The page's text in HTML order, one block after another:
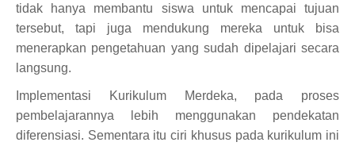
tidak hanya membantu siswa untuk mencapai tujuan
tersebut, tapi juga mendukung mereka untuk bisa
menerapkan pengetahuan yang sudah dipelajari secara
langsung.
Implementasi Kurikulum Merdeka, pada proses
pembelajarannya lebih menggunakan pendekatan
diferensiasi. Sementara itu ciri khusus pada kurikulum ini